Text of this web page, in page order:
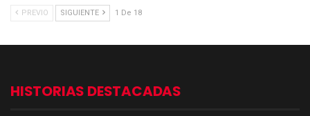
PREVIO SIGUIENTE 1 De 18
HISTORIAS DESTACADAS